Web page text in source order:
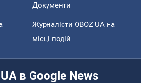
Документи
Журналісти OBOZ.UA на
місці подій
в Google News